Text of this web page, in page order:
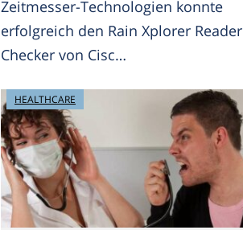
Zeitmesser-Technologien konnte
erfolgreich den Rain Xplorer Reader
Checker von Cisc…
HEALTHCARE